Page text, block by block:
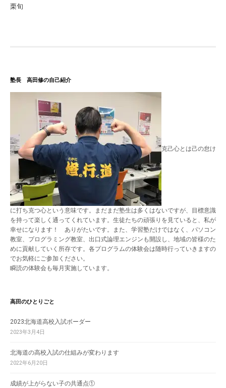
栗旬
塾長 高田修の自己紹介
克己心とは己の怠け
に打ち克つ心という意味です。まだまだ塾生は多くはないですが、目標意識
を持って楽しく通ってくれています。生徒たちの頑張りを見ていると、私が
幸せになります！ ありがたいです。また、学習塾だけではなく、パソコン
教室、プログラミング教室、出口式論理エンジンも開設し、地域の皆様のた
めに貢献していく所存です。各プログラムの体験会は随時行っていきますの
でお気軽にご参加ください。
瞬読の体験会も毎月実施しています。
高田のひとりごと
2023北海道高校入試ボーダー
2023年3月4日
北海道の高校入試の仕組みが変わります
2022年6月20日
成績が上がらない子の共通点①